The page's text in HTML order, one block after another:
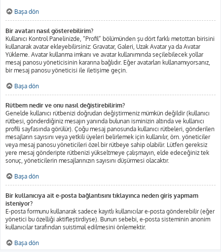
Başa dön
Bir avatarı nasıl gösterebilirim?
Kullanıcı Kontrol Panelinizde, “Profil” bölümünden şu dört farklı metottan birisini
kullanarak avatar ekleyebilirsiniz: Gravatar, Galeri, Uzak Avatar ya da Avatar
Yükleme. Avatar kullanma imkanı ve avatar kullanımında seçilebilecek yollar
mesaj panosu yöneticisinin kararına bağlıdır. Eğer avatarları kullanamıyorsanız,
bir mesaj panosu yöneticisi ile iletişime geçin.
Başa dön
Rütbem nedir ve onu nasıl değiştirebilirim?
Genelde kullanıcı rütbenizi doğrudan değiştirmeniz mümkün değildir (kullanıcı
rütbesi, gönderdiğiniz mesajın yanında bulunan isminizin altında ve kullanıcı
profili sayfasında görülür). Çoğu mesaj panosunda kullanıcı rütbeleri, gönderilen
mesajların sayısını veya yetkili üyeleri belirlemek için kullanılır, örn. yöneticiler
veya mesaj panosu yöneticileri özel bir rütbeye sahip olabilir. Lütfen gereksiz
yere mesaj gönderipte rütbenizi yükseltmeye çalışmayın, elde edeceğiniz tek
sonuç, yöneticilerin mesajlarınızın sayısını düşürmesi olacaktır.
Başa dön
Bir kullanıcıya ait e-posta bağlantısını tıklayınca neden giriş yapmam
isteniyor?
E-posta formunu kullanarak sadece kayıtlı kullanıcılar e-posta gönderebilir (eğer
yönetici bu özelliği aktifleştirdiyse). Bunun sebebi, e-posta sisteminin anonim
kullanıcılar tarafından suistimal edilmesini önlemektir.
Başa dön